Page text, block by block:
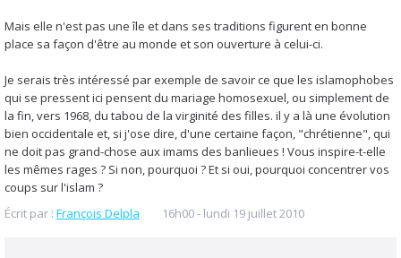
Mais elle n'est pas une île et dans ses traditions figurent en bonne
place sa façon d'être au monde et son ouverture à celui-ci.
Je serais très intéressé par exemple de savoir ce que les islamophobes
qui se pressent ici pensent du mariage homosexuel, ou simplement de
la fin, vers 1968, du tabou de la virginité des filles. il y a là une évolution
bien occidentale et, si j'ose dire, d'une certaine façon, "chrétienne", qui
ne doit pas grand-chose aux imams des banlieues ! Vous inspire-t-elle
les mêmes rages ? Si non, pourquoi ? Et si oui, pourquoi concentrer vos
coups sur l'islam ?
Écrit par : François Delpla 16h00- lundi 19 juillet 2010